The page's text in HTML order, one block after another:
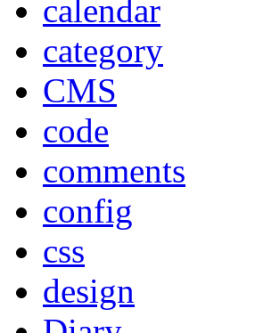
calendar
category
CMS
code
comments
config
css
design